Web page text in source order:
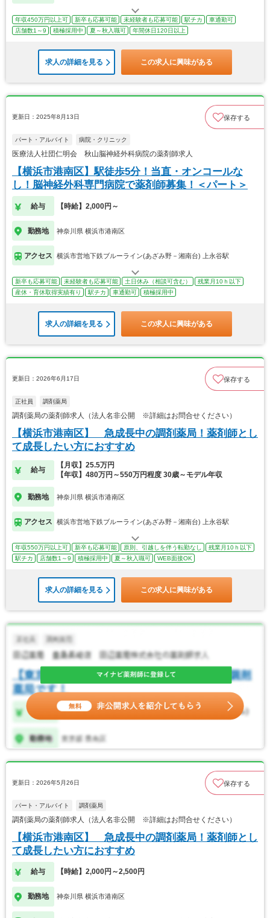
年収450万円以上可 新卒も応募可能 未経験者も応募可能 駅チカ
車通勤可
店舗数1～9
積極採用中 夏～秋入職可 年間休日120日以上
求人の詳細を見る この求人に興味がある
更新日：2025年8月13日 保存する
パート・アルバイト 病院・クリニック
医療法人社団仁明会 秋山脳神経外科病院の薬剤師求人
【横浜市港南区】駅徒歩5分！当直・オンコールな
し！脳神経外科専門病院で薬剤師募集！＜パート＞
給与 【時給】2,000円～
勤務地 神奈川県 横浜市港南区
アクセス 横浜市営地下鉄ブルーライン(あざみ野－湘南台) 上永谷駅
新卒も応募可能 未経験者も応募可能 土日休み（相談可含む）
残業月10ｈ以下
産休・育休取得実績有り
駅チカ 車通勤可 積極採用中
求人の詳細を見る この求人に興味がある
更新日：2026年6月17日 保存する
正社員 調剤薬局
調剤薬局の薬剤師求人（法人名非公開 ※詳細はお問合せください）
【横浜市港南区】 急成長中の調剤薬局！薬剤師とし
て成長したい方におすすめ
給与
【月収】25.5万円
【年収】480万円～550万円程度 30歳～モデル年収
勤務地 神奈川県 横浜市港南区
アクセス 横浜市営地下鉄ブルーライン(あざみ野－湘南台) 上永谷駅
年収550万円以上可 新卒も応募可能 原則、引越しを伴う転勤なし
残業月10ｈ以下
駅チカ
店舗数1～9 積極採用中 夏～秋入職可 WEB面接OK
求人の詳細を見る この求人に興味がある
更新日：2026年5月26日 保存する
パート・アルバイト 調剤薬局
調剤薬局の薬剤師求人（法人名非公開 ※詳細はお問合せください）
【横浜市港南区】 急成長中の調剤薬局！薬剤師とし
て成長したい方におすすめ
給与 【時給】2,000円～2,500円
勤務地 神奈川県 横浜市港南区